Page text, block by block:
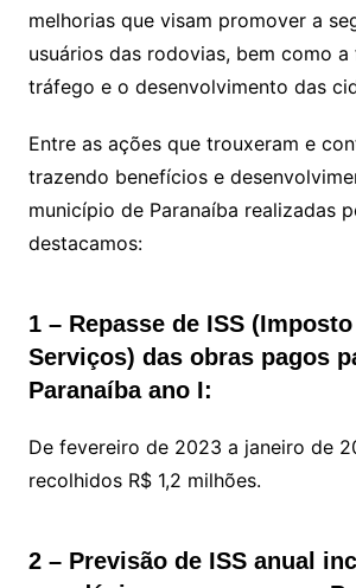
melhorias que visam promover a
usuários das rodovias, bem como a
tráfego e o desenvolvimento das
Entre as ações que trouxeram e
trazendo benefícios e
município de Paranaíba realizadas
destacamos:
1 – Repasse de ISS
Serviços) das obras pagos
Paranaíba ano I:
De fevereiro de 2023 a janeiro de
recolhidos R$ 1,2 milhões.
2 – Previsão de ISS anual